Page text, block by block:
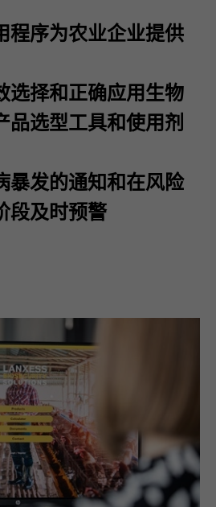
程序为农业企业提供
选择和正确应用生物
品选型工具和使用剂
暴发的通知和在风险
段及时预警